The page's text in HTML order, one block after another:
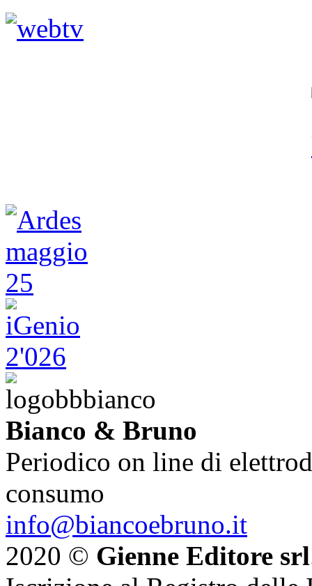
Bianco & Bruno
Periodico on line di
consumo
info@biancoebruno.it
2020 © Gienne Editore srl